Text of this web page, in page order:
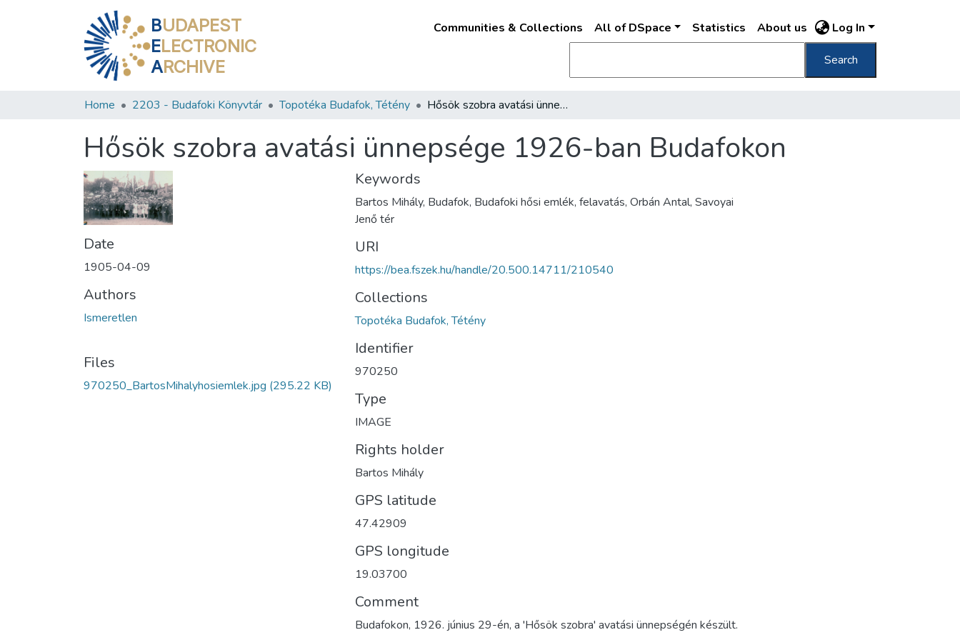
BUDAPEST
ELECTRONIC
ARCHIVE
Communities & Collections All of DSpace Statistics About us Log In
Search
Home 2203 - Budafoki Könyvtár Topotéka Budafok, Tétény Hősök szobra avatási ünnepsége 1926-ban Budafokon
Hősök szobra avatási ünnepsége 1926-ban Budafokon
Date
1905-04-09
Authors
Ismeretlen
Files
970250_BartosMihalyhosiemlek.jpg (295.22 KB)
Keywords
Bartos Mihály, Budafok, Budafoki hősi emlék, felavatás, Orbán Antal, Savoyai
Jenő tér
URI
https://bea.fszek.hu/handle/20.500.14711/210540
Collections
Topotéka Budafok, Tétény
Identifier
970250
Type
IMAGE
Rights holder
Bartos Mihály
GPS latitude
47.42909
GPS longitude
19.03700
Comment
Budafokon, 1926. június 29-én, a 'Hősök szobra' avatási ünnepségén készült.